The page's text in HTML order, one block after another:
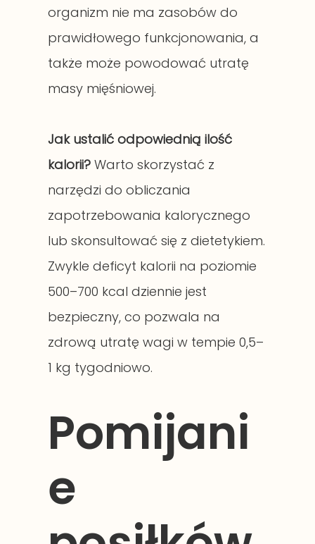
organizm nie ma zasobów do
prawidłowego funkcjonowania, a
także może powodować utratę
masy mięśniowej.
Jak ustalić odpowiednią ilość
kalorii? Warto skorzystać z
narzędzi do obliczania
zapotrzebowania kalorycznego
lub skonsultować się z dietetykiem.
Zwykle deficyt kalorii na poziomie
500–700 kcal dziennie jest
bezpieczny, co pozwala na
zdrową utratę wagi w tempie 0,5–
1 kg tygodniowo.
Pomijani
e